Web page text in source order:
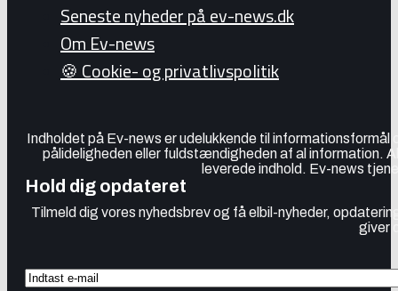
Seneste nyheder på ev-news.dk
Om Ev-news
🍪 Cookie- og privatlivspolitik
Indholdet på Ev-news er udelukkende til
pålideligheden eller fuldstændigheden af al information.
leverede indhold. Ev-news
Hold dig opdateret
Tilmeld dig vores nyhedsbrev og få elbil-nyheder,
giver